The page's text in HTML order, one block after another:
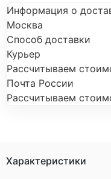
Информация о
Москва
Способ доставки
Курьер
Рассчитываем
Почта России
Рассчитываем
Характеристики